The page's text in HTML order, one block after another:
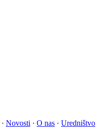
· Novosti · O nas · Uredništvo